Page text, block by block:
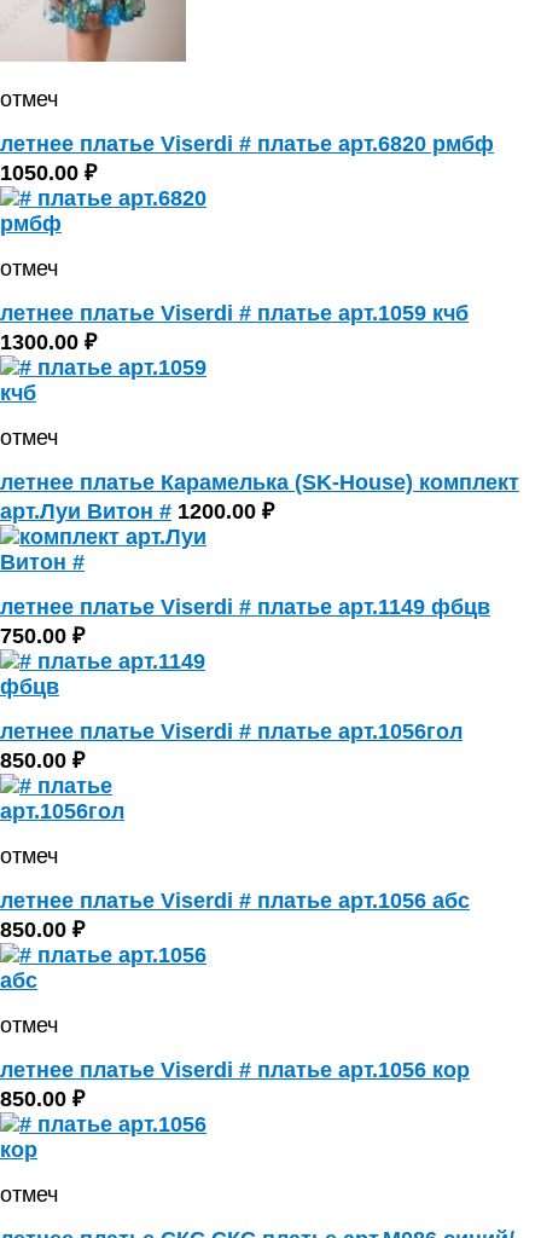
отмеч
летнее платье Viserdi # платье арт.6820 рмбф
1050.00 ₽
отмеч
летнее платье Viserdi # платье арт.1059 кчб
1300.00 ₽
отмеч
летнее платье Карамелька (SK-House) комплект
арт.Луи Витон # 1200.00 ₽
летнее платье Viserdi # платье арт.1149 фбцв
750.00 ₽
летнее платье Viserdi # платье арт.1056гол
850.00 ₽
отмеч
летнее платье Viserdi # платье арт.1056 абс
850.00 ₽
отмеч
летнее платье Viserdi # платье арт.1056 кор
850.00 ₽
отмеч